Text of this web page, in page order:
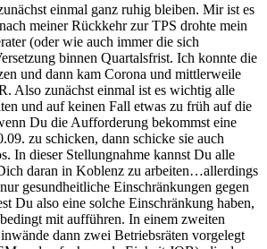
einmal ganz ruhig bleiben. Mir ist es
meiner Rückkehr zur TPS drohte mein
(oder wie auch immer die sich
binnen Quartalsfrist. Ich konnte die
und dann kam Corona und mittlerweile
Also zunächst einmal ist es wichtig alle
und auf keinen Fall etwas zu früh auf die
Du die Aufforderung bekommst eine
zu schicken, dann schicke sie auch
In dieser Stellungnahme kannst Du alle
daran in Koblenz zu arbeiten…allerdings
gesundheitliche Einschränkungen gegen
Du also eine solche Einschränkung haben,
mit aufführen. In einem zweiten
dann zwei Betriebsräten vorgelegt